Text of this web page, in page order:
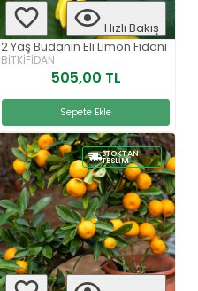
Hızlı Bakış
2 Yaş Budanın Eli Limon Fidanı
BİTKİFİDAN
505,00 TL
Sepete Ekle
STOKTAN
TESLIM